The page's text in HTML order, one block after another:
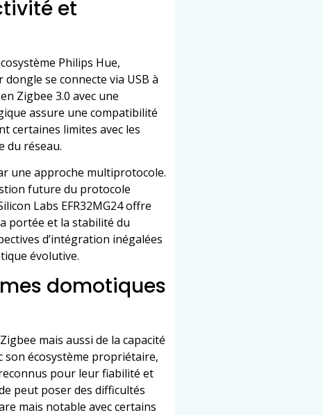
et
Philips Hue,
se connecte via USB à
Zigbee 3.0 avec une
assure une compatibilité
certaines limites avec les
du réseau.
une approche multiprotocole.
future du protocole
Labs EFR32MG24 offre
portée et la stabilité du
d’intégration inégalées
évolutive.
domotiques
mais aussi de la capacité
son écosystème propriétaire,
pour leur fiabilité et
peut poser des difficultés
mais notable avec certains